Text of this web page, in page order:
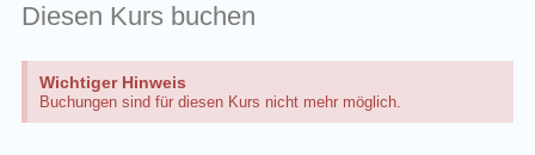
Diesen Kurs buchen
Wichtiger Hinweis
Buchungen sind für diesen Kurs nicht mehr möglich.